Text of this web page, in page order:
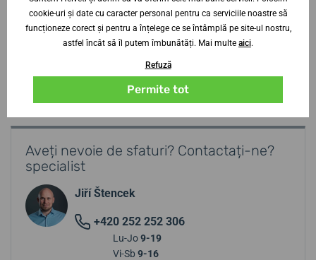
Reclamații
Comandă în volum
Piața gri a ceasurilor
Aveți nevoie de sfaturi? Contactați-ne?
specialist
Jiří Štencek
+420 252 252 306
Lu-Jo9-19
Vi-Sb 9-16
cookie-uri și date cu caracter personal pentru ca serviciile noastre să
funcționeze corect și pentru a înțelege ce se întâmplă pe site-ul nostru,
astfel încât să îl putem îmbunătăți. Mai multe aici.
Refuză
Permite tot